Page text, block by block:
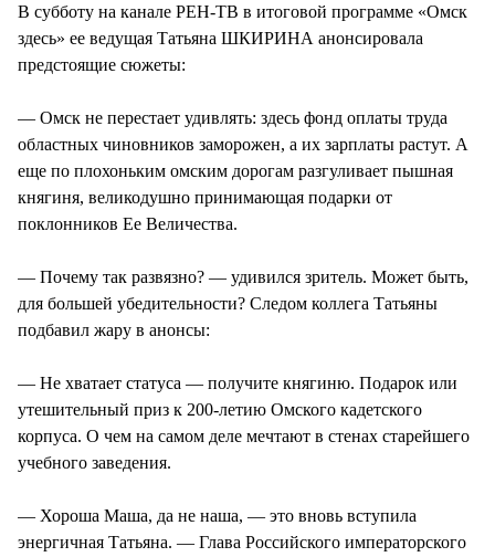
В субботу на канале РЕН-ТВ в итоговой программе «Омск
здесь» ее ведущая Татьяна ШКИРИНА анонсировала
предстоящие сюжеты:
— Омск не перестает удивлять: здесь фонд оплаты труда
областных чиновников заморожен, а их зарплаты растут. А
еще по плохоньким омским дорогам разгуливает пышная
княгиня, великодушно принимающая подарки от
поклонников Ее Величества.
— Почему так развязно? — удивился зритель. Может быть,
для большей убедительности? Следом коллега Татьяны
подбавил жару в анонсы:
— Не хватает статуса — получите княгиню. Подарок или
утешительный приз к 200-летию Омского кадетского
корпуса. О чем на самом деле мечтают в стенах старейшего
учебного заведения.
— Хороша Маша, да не наша, — это вновь вступила
энергичная Татьяна. — Глава Российского императорского